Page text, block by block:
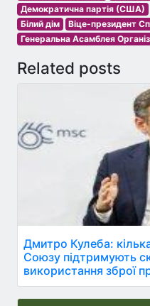
Демократична партія (США)
Білий дім
Віце-президент
Генеральна Асамблея
Related posts
Дмитро Кулеба:
Союзу підтримують
використання зброї